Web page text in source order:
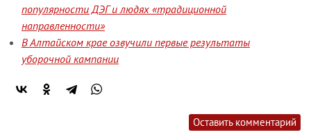
популярности ДЭГ и людях «традиционной
направленности»
В Алтайском крае озвучили первые результаты
уборочной кампании
Оставить комментарий